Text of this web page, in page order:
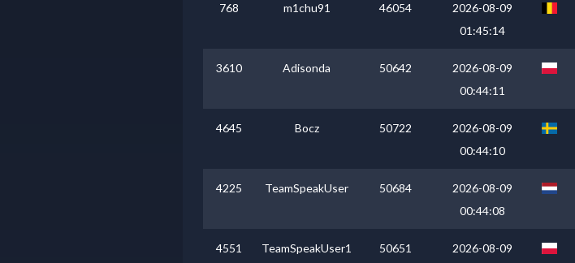
768 m1chu91 46054
2026-08-09
01:45:14
3610 Adisonda 50642
2026-08-09
00:44:11
4645 Bocz 50722
2026-08-09
00:44:10
4225 TeamSpeakUser 50684
2026-08-09
00:44:08
4551 TeamSpeakUser1 50651
2026-08-09